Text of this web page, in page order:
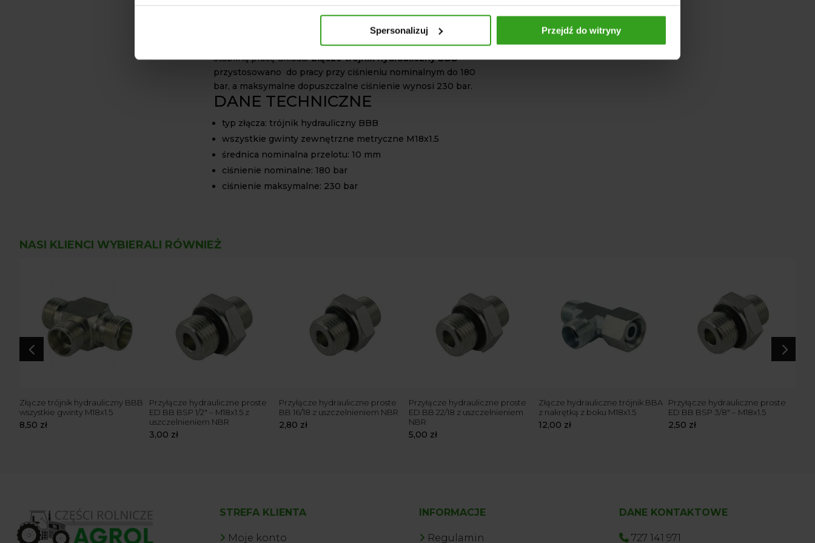
Spersonalizuj Przejdź do witryny
hydraulicznej.
Średnica nominalna przelotu wynosi 10 mm. Zapewnia to
odpowiedni przepływ oleju hydraulicznego w instalacji oraz
stabilną pracę układu.Złącze trójnik hydrauliczny BBB
przystosowano do pracy przy ciśnieniu nominalnym do 180
bar, a maksymalne dopuszczalne ciśnienie wynosi 230 bar.
DANE TECHNICZNE
typ złącza: trójnik hydrauliczny BBB
wszystkie gwinty zewnętrzne metryczne M18x1.5
średnica nominalna przelotu: 10 mm
ciśnienie nominalne: 180 bar
ciśnienie maksymalne: 230 bar
NASI KLIENCI WYBIERALI RÓWNIEŻ
4
Złącze trójnik hydrauliczny BBB
wszystkie gwinty M18x1.5
8,50 zł
Przyłącze hydrauliczne proste
ED BB BSP 1/2″ – M18x1.5 z
uszczelnieniem NBR
3,00 zł
Przyłącze hydrauliczne proste
BB 16/18 z uszczelnieniem NBR
2,80 zł
Przyłącze hydrauliczne proste
ED BB 22/18 z uszczelnieniem
NBR
5,00 zł
Złącze hydrauliczne trójnik BBA
z nakrętką z boku M18x1.5
12,00 zł
Przyłącze hydrauliczne proste
ED BB BSP 3/8″ – M18x1.5
2,50 zł
5
STREFA KLIENTA
Moje konto
INFORMACJE
Regulamin
DANE KONTAKTOWE
727 141 971